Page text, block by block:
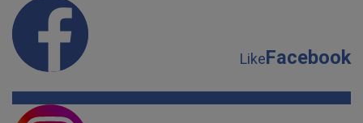
LikeFacebook